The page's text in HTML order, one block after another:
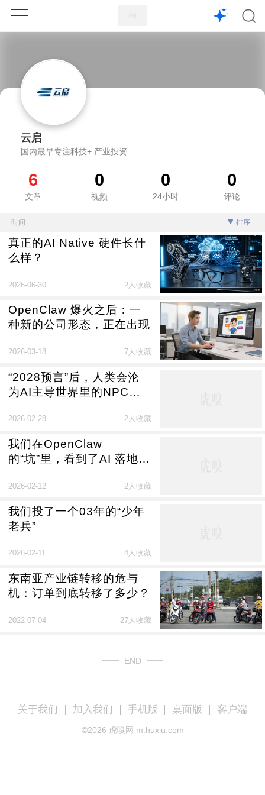
1X
云启
国内最早专注科技+ 产业投资
6
文章
0
视频
0
24小时
0
评论
时间 排序
真正的AI Native 硬件长什
么样？
2026-06-30 2人收藏
OpenClaw 爆火之后：一
种新的公司形态，正在出现
2026-03-18 7人收藏
“2028预言”后，人类会沦
为AI主导世界里的NPC
2026-02-28 2人收藏
我们在OpenClaw
的“坑”里，看到了AI 落地的
2026-02-12 2人收藏
我们投了一个03年的“少年
老兵”
2026-02-11 4人收藏
东南亚产业链转移的危与
机：订单到底转移了多少？
2022-07-04 27人收藏
END
关于我们 加入我们 手机版 桌面版 客户端
©2026 虎嗅网 m.huxiu.com